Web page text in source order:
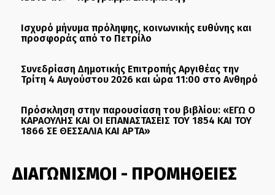
Ισχυρό μήνυμα πρόληψης, κοινωνικής ευθύνης και
προσφοράς από το Πετρίλο
Συνεδρίαση Δημοτικής Επιτροπής Αργιθέας την
Τρίτη 4 Αυγούστου 2026 και ώρα 11:00 στο Ανθηρό
Πρόσκληση στην παρουσίαση του βιβλίου: «ΕΓΩ Ο
ΚΑΡΑΟΥΛΗΣ ΚΑΙ ΟΙ ΕΠΑΝΑΣΤΑΣΕΙΣ ΤΟΥ 1854 ΚΑΙ ΤΟΥ
1866 ΣΕ ΘΕΣΣΑΛΙΑ ΚΑΙ ΑΡΤΑ»
ΔΙΑΓΩΝΙΣΜΟΙ - ΠΡΟΜΗΘΕΙΕΣ